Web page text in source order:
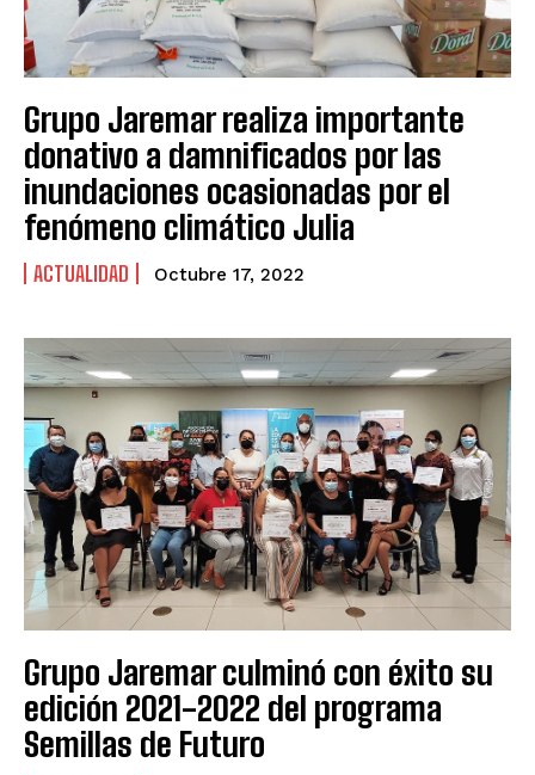
Grupo Jaremar realiza importante
donativo a damnificados por las
inundaciones ocasionadas por el
fenómeno climático Julia
ACTUALIDAD Octubre 17, 2022
Grupo Jaremar culminó con éxito su
edición 2021-2022 del programa
Semillas de Futuro